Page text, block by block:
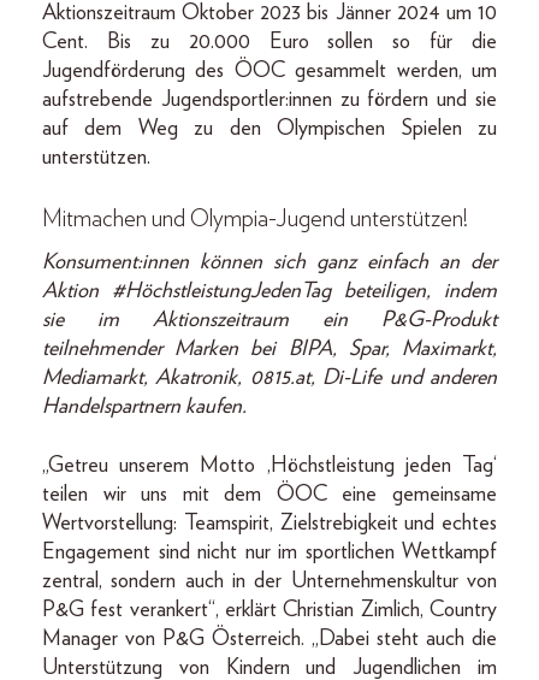
Aktionszeitraum Oktober 2023 bis Jänner 2024 um 10
Cent. Bis zu 20.000 Euro sollen so für die
Jugendförderung des ÖOC gesammelt werden, um
aufstrebende Jugendsportler:innen zu fördern und sie
auf dem Weg zu den Olympischen Spielen zu
unterstützen.
Mitmachen und Olympia-Jugend unterstützen!
Konsument:innen können sich ganz einfach an der
Aktion #HöchstleistungJedenTag beteiligen, indem
sie im Aktionszeitraum ein P&G-Produkt
teilnehmender Marken bei BIPA, Spar, Maximarkt,
Mediamarkt, Akatronik, 0815.at, Di-Life und anderen
Handelspartnern kaufen.
„Getreu unserem Motto ‚Höchstleistung jeden Tag‘
teilen wir uns mit dem ÖOC eine gemeinsame
Wertvorstellung: Teamspirit, Zielstrebigkeit und echtes
Engagement sind nicht nur im sportlichen Wettkampf
zentral, sondern auch in der Unternehmenskultur von
P&G fest verankert“, erklärt Christian Zimlich, Country
Manager von P&G Österreich. „Dabei steht auch die
Unterstützung von Kindern und Jugendlichen im